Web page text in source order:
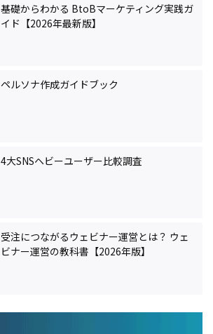
基礎からわかる BtoBマーケティング実践ガ
イド【2026年最新版】
ペルソナ作成ガイドブック
4大SNSヘビーユーザー比較調査
受注につながるウェビナー運営とは？ ウェ
ビナー運営の教科書【2026年版】